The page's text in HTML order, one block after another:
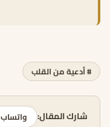
# أدعية من القلب
شارك المقال: واتساب